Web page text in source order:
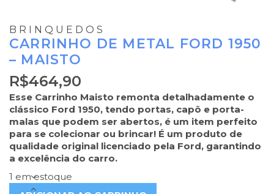
BRINQUEDOS
CARRINHO DE METAL FORD 1950
– MAISTO
R$464,90
Esse Carrinho Maisto remonta detalhadamente o
clássico Ford 1950, tendo portas, capô e porta-
malas que podem ser abertos, é um item perfeito
para se colecionar ou brincar! É um produto de
qualidade original licenciado pela Ford, garantindo
a excelência do carro.
1 em estoque